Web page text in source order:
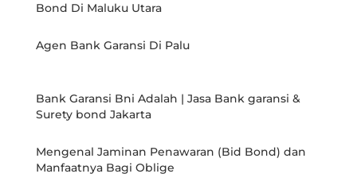
Bond Di Maluku Utara
Agen Bank Garansi Di Palu
Bank Garansi Bni Adalah | Jasa Bank garansi &
Surety bond Jakarta
Mengenal Jaminan Penawaran (Bid Bond) dan
Manfaatnya Bagi Oblige